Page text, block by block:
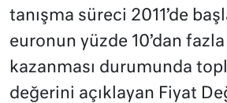
tanışma süreci 2011’de
euronun yüzde 10’dan
kazanması durumunda
değerini açıklayan Fiyat